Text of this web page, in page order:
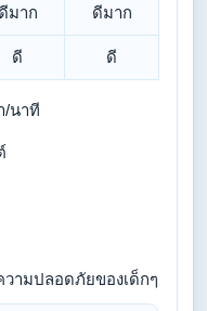
ดีมาก ดีมาก
ดี ดี
/นาที
ามปลอดภัยของเด็กๆ